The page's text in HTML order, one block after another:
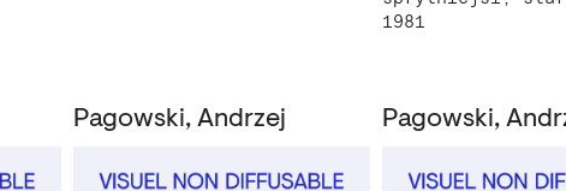
1981
Pagowski, Andrzej Pagowski,